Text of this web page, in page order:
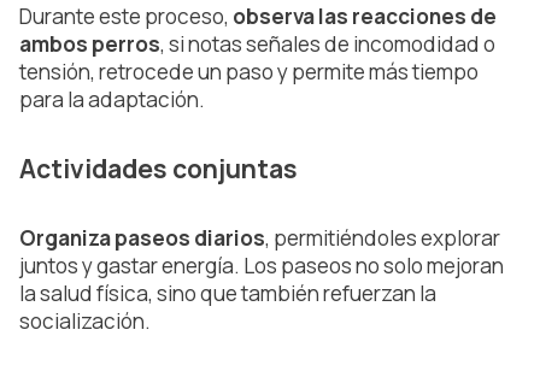
Durante este proceso, observa las reacciones de
ambos perros, si notas señales de incomodidad o
tensión, retrocede un paso y permite más tiempo
para la adaptación.
Actividades conjuntas
Organiza paseos diarios, permitiéndoles explorar
juntos y gastar energía. Los paseos no solo mejoran
la salud física, sino que también refuerzan la
socialización.